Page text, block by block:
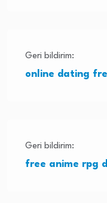
Geri bildirim:
online dating
Geri bildirim:
free anime rpg